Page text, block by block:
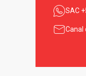
SAC
Canal